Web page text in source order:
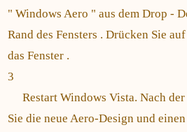
" Windows Aero " aus dem Drop -
Rand des Fensters . Drücken Sie
das Fenster .
3
Restart Windows Vista. Nach
Sie die neue Aero-Design und